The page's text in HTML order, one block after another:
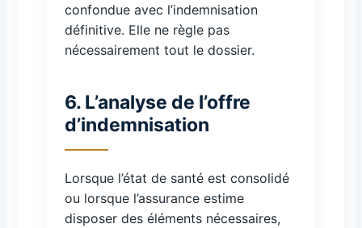
confondue avec l’indemnisation
définitive. Elle ne règle pas
nécessairement tout le dossier.
6. L’analyse de l’offre
d’indemnisation
Lorsque l’état de santé est consolidé
ou lorsque l’assurance estime
disposer des éléments nécessaires,